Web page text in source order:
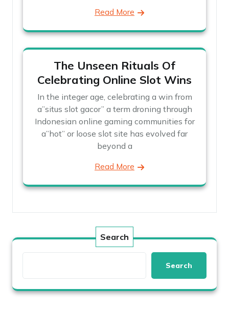
Read More
The Unseen Rituals Of
Celebrating Online Slot Wins
In the integer age, celebrating a win from
a”situs slot gacor” a term droning through
Indonesian online gaming communities for
a”hot” or loose slot site has evolved far
beyond a
Read More
Search
Search